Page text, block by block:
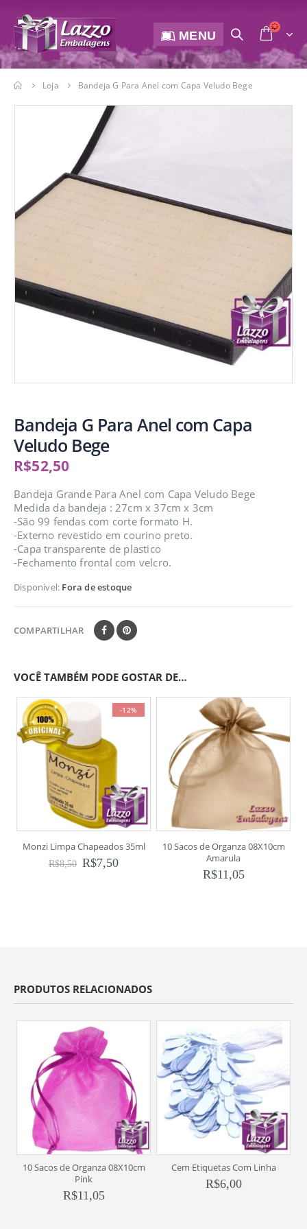
MENU
Loja Bandeja G Para Anel com Capa Veludo Bege
Bandeja G Para Anel com Capa
Veludo Bege
R$52,50
Bandeja Grande Para Anel com Capa Veludo Bege
Medida da bandeja : 27cm x 37cm x 3cm
-São 99 fendas com corte formato H.
-Externo revestido em courino preto.
-Capa transparente de plastico
-Fechamento frontal com velcro.
Disponível: Fora de estoque
COMPARTILHAR
VOCÊ TAMBÉM PODE GOSTAR DE…
-12%
Monzi Limpa Chapeados 35ml
R$8,50 R$7,50
10 Sacos de Organza 08X10cm
Amarula
R$11,05
PRODUTOS RELACIONADOS
10 Sacos de Organza 08X10cm
Pink
R$11,05
Cem Etiquetas Com Linha
R$6,00